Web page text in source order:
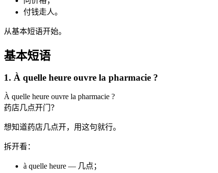
付钱走人。
从基本短语开始。
基本短语
1. À quelle heure ouvre la pharmacie ?
À quelle heure ouvre la pharmacie ?
药店几点开门？
想知道药店几点开，用这句就行。
拆开看：
à quelle heure — 几点；